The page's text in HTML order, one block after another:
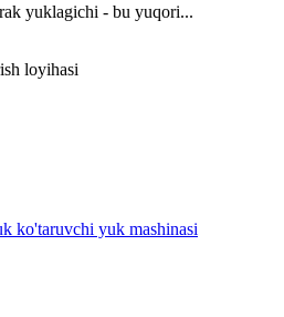
yuklagichi - bu yuqori...
loyihasi
ko'taruvchi yuk mashinasi